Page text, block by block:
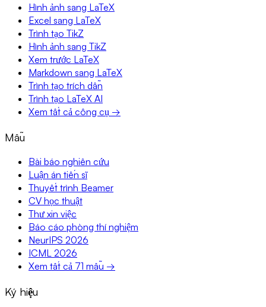
Hình ảnh sang LaTeX
Excel sang LaTeX
Trình tạo TikZ
Hình ảnh sang TikZ
Xem trước LaTeX
Markdown sang LaTeX
Trình tạo trích dẫn
Trình tạo LaTeX AI
Xem tất cả công cụ →
Mẫu
Bài báo nghiên cứu
Luận án tiến sĩ
Thuyết trình Beamer
CV học thuật
Thư xin việc
Báo cáo phòng thí nghiệm
NeurIPS 2026
ICML 2026
Xem tất cả 71 mẫu →
Ký hiệu